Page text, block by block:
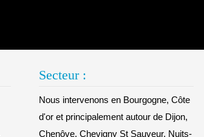
Secteur :
Nous intervenons en Bourgogne, Côte
d'or et principalement autour de Dijon,
Chenôve, Chevigny St Sauveur, Nuits-